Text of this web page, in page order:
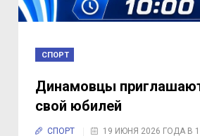
СПОРТ
Динамовцы
свой юбилей
СПОРТ 19 ИЮНЯ 2026 ГОДА В